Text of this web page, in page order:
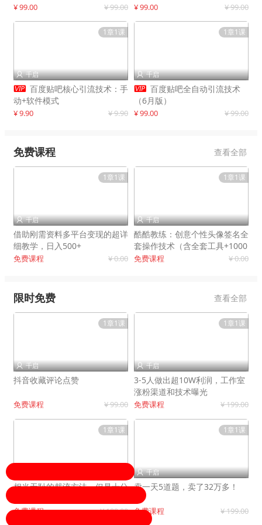
¥ 99.00 ¥ 99.00 制作
¥ 99.00 ¥ 99.00
1章1课
 千启
 百度贴吧核心引流技术：手
动+软件模式
¥ 9.90 ¥ 9.90
1章1课
 千启
 百度贴吧全自动引流技术
（6月版）
¥ 99.00 ¥ 99.00
免费课程 查看全部
1章1课
 千启
借助刚需资料多平台变现的超详
细教学，日入500+
免费课程 ¥ 0.00
1章1课
 千启
酷酷教练：创意个性头像签名全
套操作技术（含全套工具+1000
套模板）
免费课程 ¥ 0.00
限时免费 查看全部
1章1课
 千启
抖音收藏评论点赞
免费课程 ¥ 99.00
1章1课
 千启
3-5人做出超10W利润，工作室
涨粉渠道和技术曝光
免费课程 ¥ 199.00
1章1课
相当无耻的截流方法，但是十分
免费课程 ¥ 199.00
1章1课
 千启
卖一天5道题，卖了32万多！
免费课程 ¥ 199.00